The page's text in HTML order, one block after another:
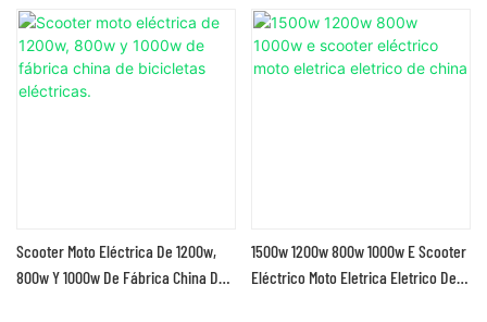
Scooter Moto Eléctrica De 1200w,
800w Y 1000w De Fábrica China De
1500w 1200w 800w 1000w E Scooter
Eléctrico Moto Eletrica Eletrico De